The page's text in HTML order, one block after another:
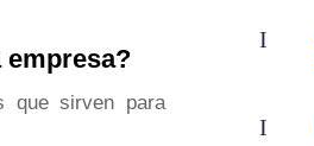
empresa?
que sirven para
I
I